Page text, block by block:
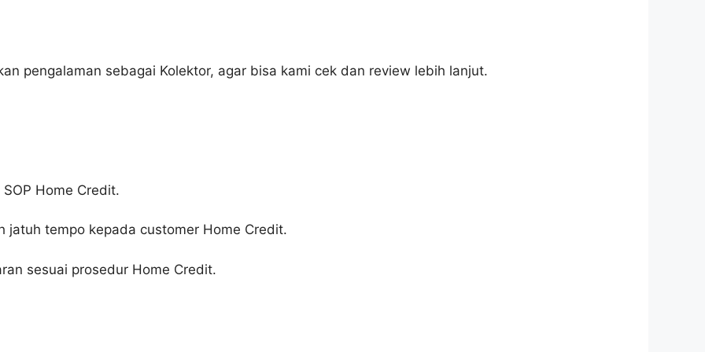
pengalaman sebagai Kolektor, agar bisa kami cek dan review lebih lanjut.
Home Credit.
jatuh tempo kepada customer Home Credit.
sesuai prosedur Home Credit.